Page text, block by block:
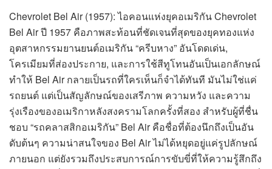
Chevrolet Bel Air (1957): ไอคอนแห่งยุคอเมริกัน Chevrolet
Bel Air ปี 1957 คือภาพสะท้อนที่ชัดเจนที่สุดของยุคทองแห่ง
อุตสาหกรรมยานยนต์อเมริกัน “ครีบหาง” อันโดดเด่น,
โครเมียมที่ส่องประกาย, และการใช้สีทูโทนอันเป็นเอกลักษณ์
ทำให้ Bel Air กลายเป็นรถที่ใครเห็นก็จำได้ทันที มันไม่ใช่แค่
รถยนต์ แต่เป็นสัญลักษณ์ของเสรีภาพ ความหวัง และความ
รุ่งเรืองของอเมริกาหลังสงครามโลกครั้งที่สอง สำหรับผู้ที่ชื่น
ชอบ “รถคลาสสิกอเมริกัน” Bel Air คือชื่อที่ต้องนึกถึงเป็นอัน
ดับต้นๆ ความน่าสนใจของ Bel Air ไม่ได้หยุดอยู่แค่รูปลักษณ์
ภายนอก แต่ยังรวมถึงประสบการณ์การขับขี่ที่ให้ความรู้สึกถึง